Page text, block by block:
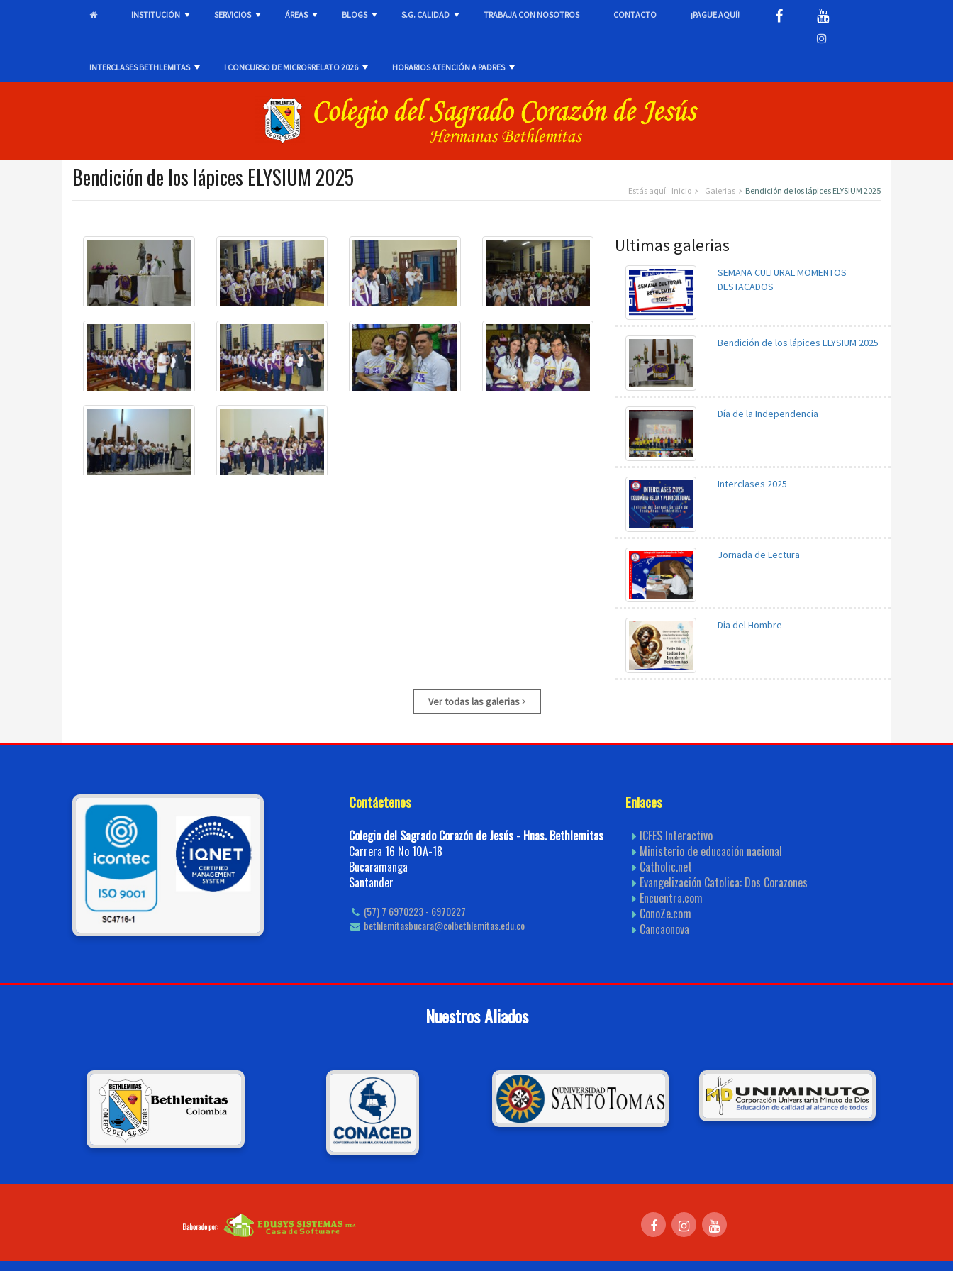
INSTITUCIÓN SERVICIOS ÁREAS BLOGS S.G. CALIDAD TRABAJA CON NOSOTROS CONTACTO ¡PAGUE AQUÍ!
+
INTERCLASES BETHLEMITAS
+
I CONCURSO DE MICRORRELATO 2026
+
HORARIOS ATENCIÓN A PADRES
Bendición de los lápices ELYSIUM 2025 Estás aquí: Inicio Galerias Bendición de los lápices ELYSIUM 2025
Ultimas galerias
SEMANA CULTURAL MOMENTOS
DESTACADOS
Bendición de los lápices ELYSIUM 2025
Día de la Independencia
Interclases 2025
Jornada de Lectura
Día del Hombre
Ver todas las galerias
Contáctenos
Colegio del Sagrado Corazón de Jesús - Hnas. Bethlemitas
Carrera 16 No 10A-18
Bucaramanga
Santander
(57) 7 6970223 - 6970227
bethlemitasbucara@colbethlemitas.edu.co
Enlaces
ICFES Interactivo
Ministerio de educación nacional
Catholic.net
Evangelización Catolica: Dos Corazones
Encuentra.com
ConoZe.com
Cancaonova
Nuestros Aliados